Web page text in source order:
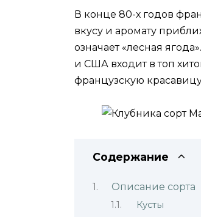
В конце 80-х годов
вкусу и аромату
означает «лесная
и США входит в топ
французскую
Содержание
Описание сорта
Кусты